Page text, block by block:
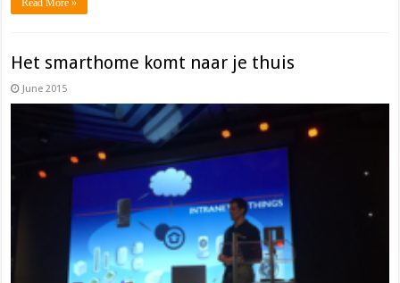
Read More »
Het smarthome komt naar je thuis
June 2015